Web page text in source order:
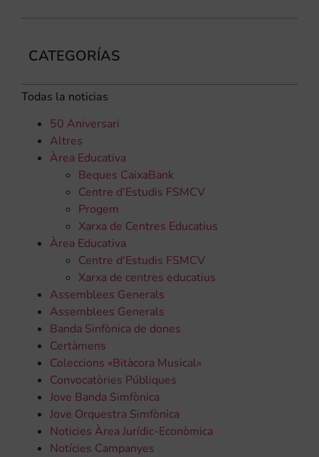
CATEGORÍAS
Todas la noticias
50 Aniversari
Altres
Àrea Educativa
Beques CaixaBank
Centre d'Estudis FSMCV
Progem
Xarxa de Centres Educatius
Àrea Educativa
Centre d'Estudis FSMCV
Xarxa de centres educatius
Assemblees Generals
Assemblees Generals
Banda Sinfònica de dones
Certàmens
Coleccions «Bitàcora Musical»
Convocatòries Públiques
Jove Banda Simfònica
Jove Orquestra Simfònica
Noticies Àrea Jurídic-Econòmica
Notícies Campanyes